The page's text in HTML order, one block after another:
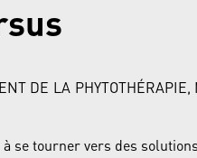
DE LA PHYTOTHÉRAPIE,
se tourner vers des